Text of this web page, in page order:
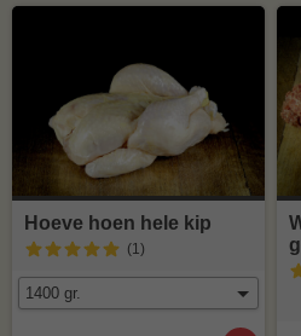
Hoeve hoen hele kip
(1)